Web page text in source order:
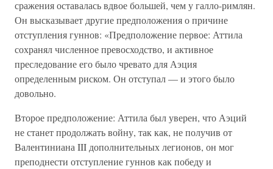
сражения оставалась вдвое большей, чем у галло-римлян.
Он высказывает другие предположения о причине
отступления гуннов: «Предположение первое: Аттила
сохранял численное превосходство, и активное
преследование его было чревато для Аэция
определенным риском. Он отступал — и этого было
довольно.
Второе предположение: Аттила был уверен, что Аэций
не станет продолжать войну, так как, не получив от
Валентиниана III дополнительных легионов, он мог
преподнести отступление гуннов как победу и